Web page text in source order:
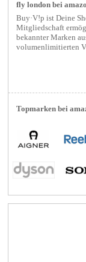
fly london bei
Buy·V!p ist Deine
Mitgliedschaft
bekannter Marken
volumenlimitierten
Topmarken bei